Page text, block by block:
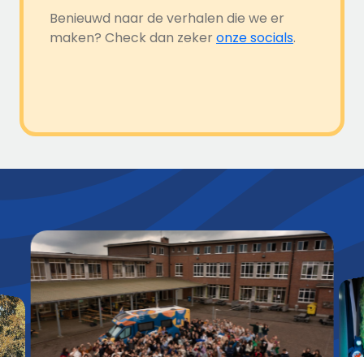
Benieuwd naar de verhalen die we er
maken? Check dan zekeronze socials.